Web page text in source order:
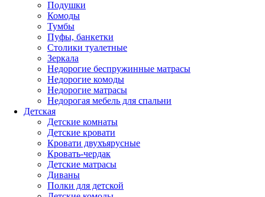
Подушки
Комоды
Тумбы
Пуфы, банкетки
Столики туалетные
Зеркала
Недорогие беспружинные матрасы
Недорогие комоды
Недорогие матрасы
Недорогая мебель для спальни
Детская
Детские комнаты
Детские кровати
Кровати двухъярусные
Кровать-чердак
Детские матрасы
Диваны
Полки для детской